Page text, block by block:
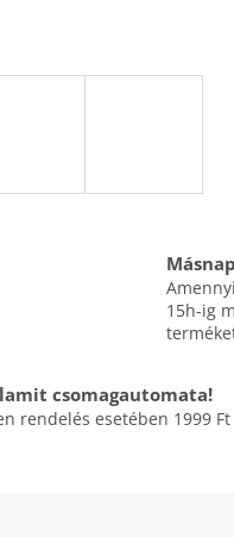
15h-ig
csomagautomata!
rendelés esetében 1999 Ft